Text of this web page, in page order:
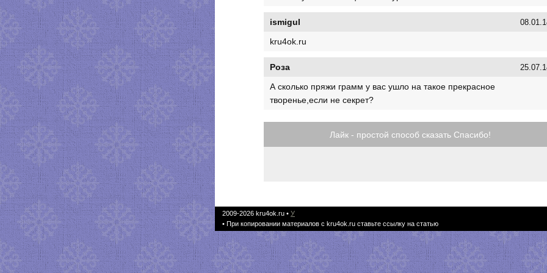
ismigul
kru4ok.ru
Роза
А сколько пряжи грамм у вас ушло на такое прекрасное
творенье,если не секрет?
Лайк - простой способ сказать Спасибо!
2009-2026 kru4ok.ru • У
• При копировании материалов с kru4ok.ru ставьте ссылку на статью